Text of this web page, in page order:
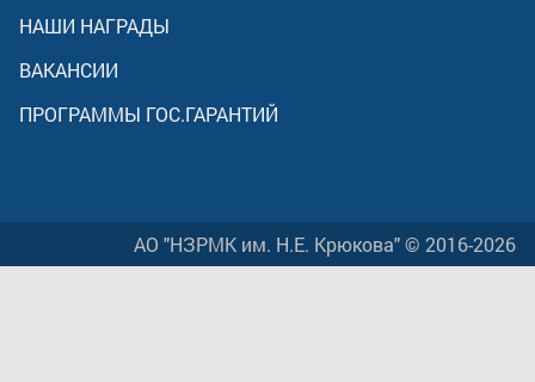
НАШИ НАГРАДЫ
ВАКАНСИИ
ПРОГРАММЫ ГОС.ГАРАНТИЙ
АО "НЗРМК им. Н.Е. Крюкова" © 2016-2026